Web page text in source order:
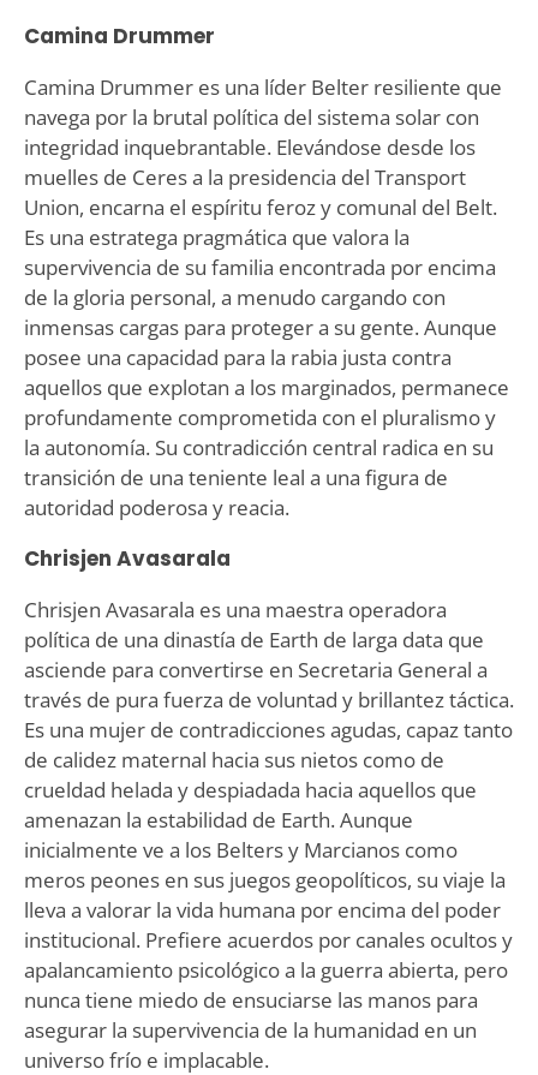
Camina Drummer
Camina Drummer es una líder Belter resiliente que
navega por la brutal política del sistema solar con
integridad inquebrantable. Elevándose desde los
muelles de Ceres a la presidencia del Transport
Union, encarna el espíritu feroz y comunal del Belt.
Es una estratega pragmática que valora la
supervivencia de su familia encontrada por encima
de la gloria personal, a menudo cargando con
inmensas cargas para proteger a su gente. Aunque
posee una capacidad para la rabia justa contra
aquellos que explotan a los marginados, permanece
profundamente comprometida con el pluralismo y
la autonomía. Su contradicción central radica en su
transición de una teniente leal a una figura de
autoridad poderosa y reacia.
Chrisjen Avasarala
Chrisjen Avasarala es una maestra operadora
política de una dinastía de Earth de larga data que
asciende para convertirse en Secretaria General a
través de pura fuerza de voluntad y brillantez táctica.
Es una mujer de contradicciones agudas, capaz tanto
de calidez maternal hacia sus nietos como de
crueldad helada y despiadada hacia aquellos que
amenazan la estabilidad de Earth. Aunque
inicialmente ve a los Belters y Marcianos como
meros peones en sus juegos geopolíticos, su viaje la
lleva a valorar la vida humana por encima del poder
institucional. Prefiere acuerdos por canales ocultos y
apalancamiento psicológico a la guerra abierta, pero
nunca tiene miedo de ensuciarse las manos para
asegurar la supervivencia de la humanidad en un
universo frío e implacable.